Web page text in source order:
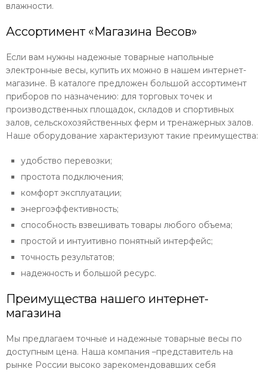
влажности.
Ассортимент «Магазина Весов»
Если вам нужны надежные товарные напольные
электронные весы, купить их можно в нашем интернет-
магазине. В каталоге предложен большой ассортимент
приборов по назначению: для торговых точек и
производственных площадок, складов и спортивных
залов, сельскохозяйственных ферм и тренажерных залов.
Наше оборудование характеризуют такие преимущества:
удобство перевозки;
простота подключения;
комфорт эксплуатации;
энергоэффективность;
способность взвешивать товары любого объема;
простой и интуитивно понятный интерфейс;
точность результатов;
надежность и большой ресурс.
Преимущества нашего интернет-
магазина
Мы предлагаем точные и надежные товарные весы по
доступным цена. Наша компания –представитель на
рынке России высоко зарекомендовавших себя